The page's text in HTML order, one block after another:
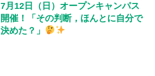
7月12日（日）オープンキャンパス
開催！「その判断，ほんとに自分で
決めた？」